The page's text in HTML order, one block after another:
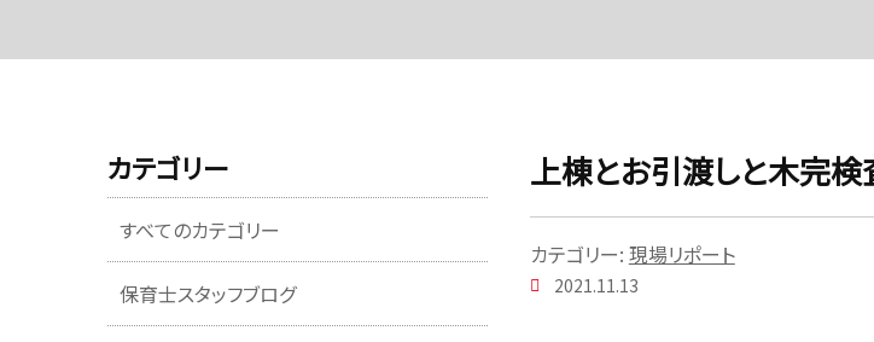
上棟とお引渡しと木完検
カテゴリー: 現場リポート
2021.11.13
カテゴリー
すべてのカテゴリー
保育士スタッフブログ